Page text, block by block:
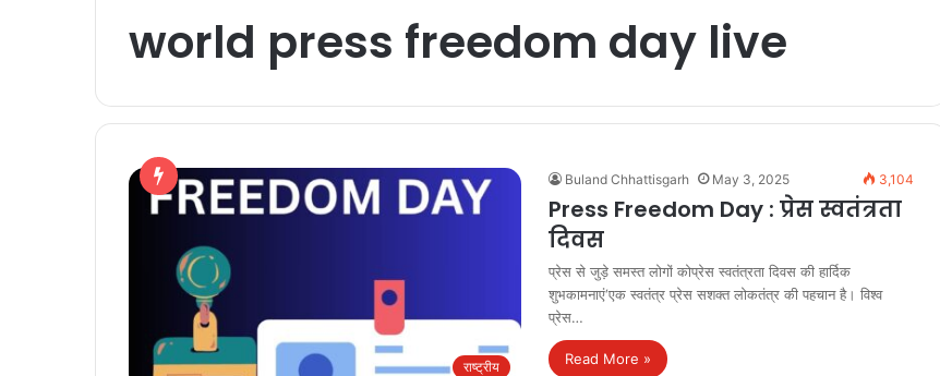
world press freedom day live
राष्ट्रीय
Buland Chhattisgarh May 3, 2025 3,104
Press Freedom Day : प्रेस स्वतंत्रता
दिवस
प्रेस से जुड़े समस्त लोगों कोप्रेस स्वतंत्रता दिवस की हार्दिक
शुभकामनाएं‘एक स्वतंत्र प्रेस सशक्त लोकतंत्र की पहचान है। विश्व
प्रेस…
Read More »